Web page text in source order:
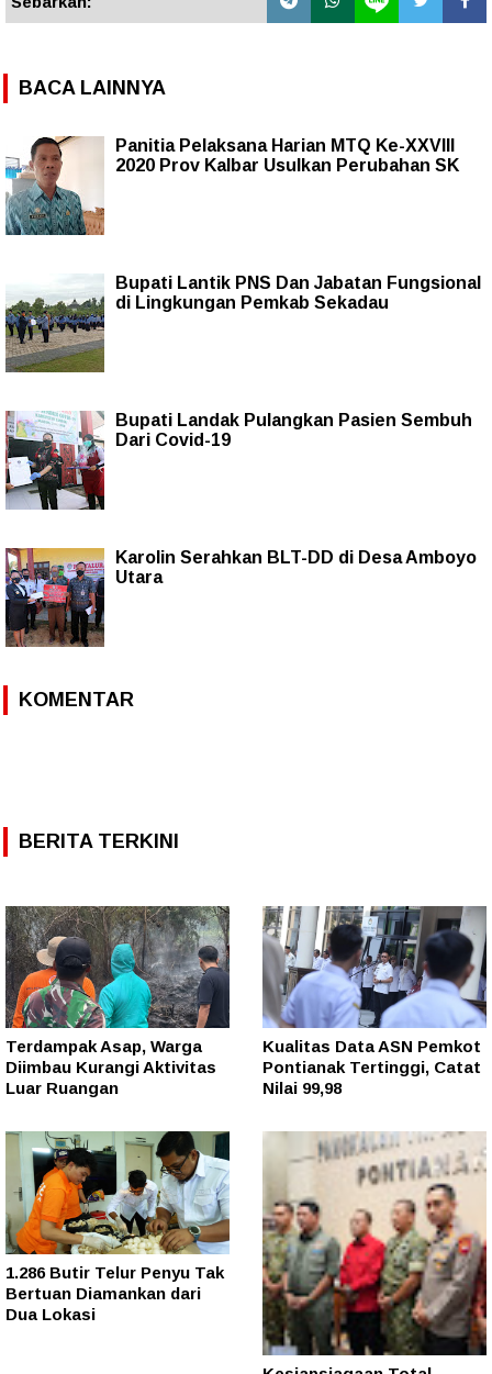
BACA LAINNYA
Panitia Pelaksana Harian MTQ Ke-XXVIII
2020 Prov Kalbar Usulkan Perubahan SK
Bupati Lantik PNS Dan Jabatan Fungsional
di Lingkungan Pemkab Sekadau
Bupati Landak Pulangkan Pasien Sembuh
Dari Covid-19
Karolin Serahkan BLT-DD di Desa Amboyo
Utara
KOMENTAR
BERITA TERKINI
Terdampak Asap, Warga
Diimbau Kurangi Aktivitas
Luar Ruangan
Kualitas Data ASN Pemkot
Pontianak Tertinggi, Catat
Nilai 99,98
1.286 Butir Telur Penyu Tak
Bertuan Diamankan dari
Dua Lokasi